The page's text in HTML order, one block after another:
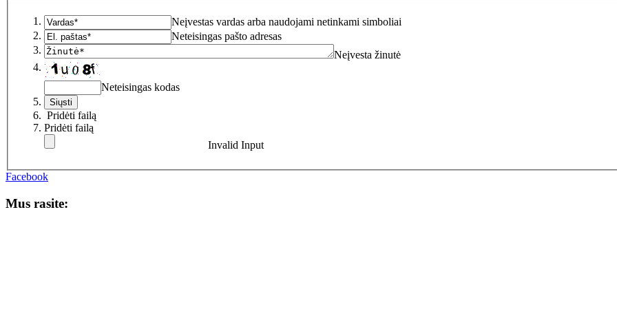
Neįvestas vardas arba naudojami netinkami simboliai
Neteisingas pašto adresas
Neįvesta žinutė
Neteisingas kodas
Pridėti failą
Pridėti failą
Invalid Input
Facebook
Mus rasite: